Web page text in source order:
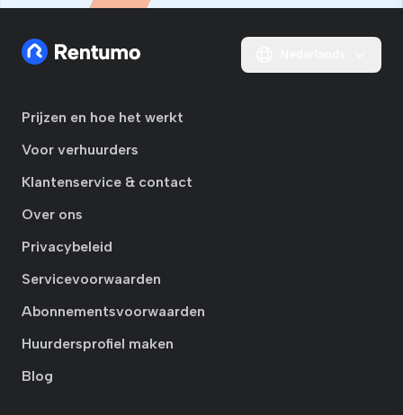
Prijzen en hoe het werkt
Voor verhuurders
Klantenservice & contact
Over ons
Privacybeleid
Servicevoorwaarden
Abonnementsvoorwaarden
Huurdersprofiel maken
Blog